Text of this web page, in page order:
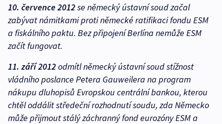
10. července 2012se německý ústavní soud začal
zabývat námitkami proti německé ratifikaci fondu ESM
a fiskálního paktu. Bez připojení Berlína nemůže ESM
začít fungovat.
11. září 2012odmítl německý ústavní soud stížnost
vládního poslance Petera Gauweilera na program
nákupu dluhopisů Evropskou centrální bankou, kterou
chtěl oddálit středeční rozhodnutí soudu, zda Německo
může přijmout stálý záchranný fond eurozóny ESM a